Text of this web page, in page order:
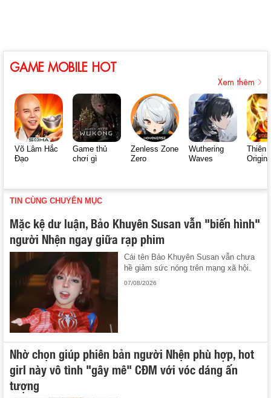
GAME MOBILE HOT
Xem thêm
Võ Lâm Hắc
Đạo
Game thủ
chơi gì
Zenless Zone
Zero
Wuthering
Waves
Thiên
Origin
TIN CÙNG CHUYÊN MỤC
Mặc kệ dư luận, Bảo Khuyên Susan vẫn "biến hình"
người Nhện ngay giữa rạp phim
Cái tên Bảo Khuyên Susan vẫn chưa
hề giảm sức nóng trên mạng xã hội.
07/08/2026
Nhờ chọn giúp phiên bản người Nhện phù hợp, hot
girl này vô tình "gây mê" CĐM với vóc dáng ấn
tượng